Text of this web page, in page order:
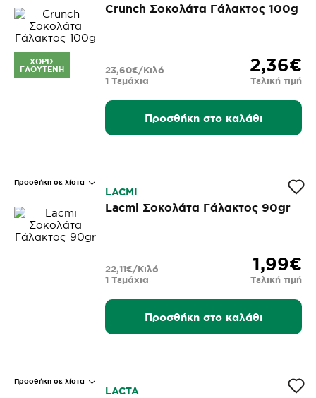
ΧΩΡΊΣ
ΓΛΟΥΤΈΝΗ
Crunch Σοκολάτα Γάλακτος 100g
2,36€
Τελική τιμή
1 Τεμάχια
23,60€/Κιλό
Προσθήκη στο καλάθι
Προσθήκη σε λίστα
LACΜI
Lacmi Σοκολάτα Γάλακτος 90gr
1,99€
Τελική τιμή
1 Τεμάχια
22,11€/Κιλό
Προσθήκη στο καλάθι
Προσθήκη σε λίστα
LACTA